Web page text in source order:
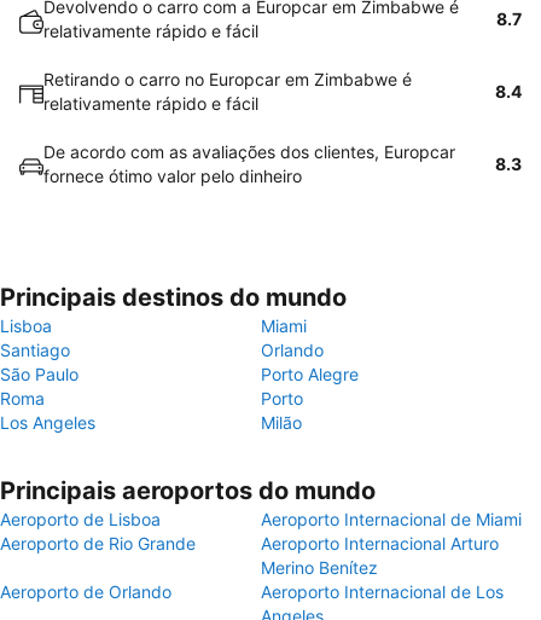
Devolvendo o carro com a Europcar em Zimbabwe é
relativamente rápido e fácil
8.7
Retirando o carro no Europcar em Zimbabwe é
relativamente rápido e fácil
8.4
De acordo com as avaliações dos clientes, Europcar
fornece ótimo valor pelo dinheiro
8.3
Principais destinos do mundo
Lisboa
Miami
Santiago
Orlando
São Paulo
Porto Alegre
Roma
Porto
Los Angeles
Milão
Principais aeroportos do mundo
Aeroporto de Lisboa
Aeroporto Internacional de Miami
Aeroporto de Rio Grande
Aeroporto Internacional Arturo
Merino Benítez
Aeroporto de Orlando
Aeroporto Internacional de Los
Angeles